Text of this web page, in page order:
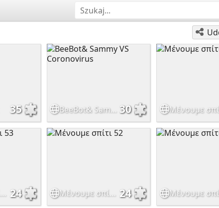
35 BeeBot& Sammy VS Coronovirus 30
24 24